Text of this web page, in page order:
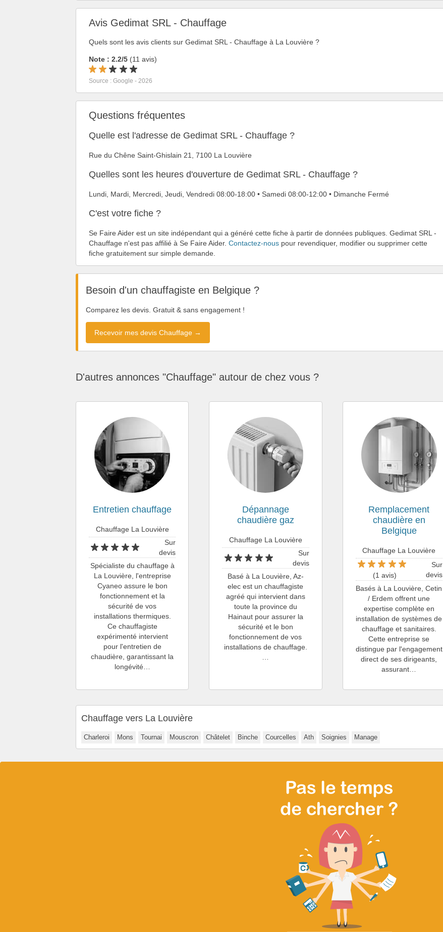
Avis Gedimat SRL - Chauffage
Quels sont les avis clients sur Gedimat SRL - Chauffage à La Louvière ?
Note : 2.2/5 (11 avis)
Source : Google - 2026
Questions fréquentes
Quelle est l'adresse de Gedimat SRL - Chauffage ?
Rue du Chêne Saint-Ghislain 21, 7100 La Louvière
Quelles sont les heures d'ouverture de Gedimat SRL - Chauffage ?
Lundi, Mardi, Mercredi, Jeudi, Vendredi 08:00-18:00 • Samedi 08:00-12:00 • Dimanche Fermé
C'est votre fiche ?
Se Faire Aider est un site indépendant qui a généré cette fiche à partir de données publiques. Gedimat SRL -
Chauffage n'est pas affilié à Se Faire Aider. Contactez-nous pour revendiquer, modifier ou supprimer cette
fiche gratuitement sur simple demande.
Besoin d'un chauffagiste en Belgique ?
Comparez les devis. Gratuit & sans engagement !
Recevoir mes devis Chauffage →
D'autres annonces "Chauffage" autour de chez vous ?
Entretien chauffage
Chauffage La Louvière
Sur
devis
Spécialiste du chauffage à
La Louvière, l'entreprise
Cyaneo assure le bon
fonctionnement et la
sécurité de vos
installations thermiques.
Ce chauffagiste
expérimenté intervient
pour l'entretien de
chaudière, garantissant la
longévité…
Dépannage
chaudière gaz
Chauffage La Louvière
Sur
devis
Basé à La Louvière, Az-
elec est un chauffagiste
agréé qui intervient dans
toute la province du
Hainaut pour assurer la
sécurité et le bon
fonctionnement de vos
installations de chauffage.
…
Remplacement
chaudière en
Belgique
Chauffage La Louvière
(1 avis)
Sur
devis
Basés à La Louvière, Cetin
/ Erdem offrent une
expertise complète en
installation de systèmes de
chauffage et sanitaires.
Cette entreprise se
distingue par l'engagement
direct de ses dirigeants,
assurant…
Chauffage vers La Louvière
Charleroi Mons Tournai Mouscron Châtelet Binche Courcelles Ath Soignies Manage